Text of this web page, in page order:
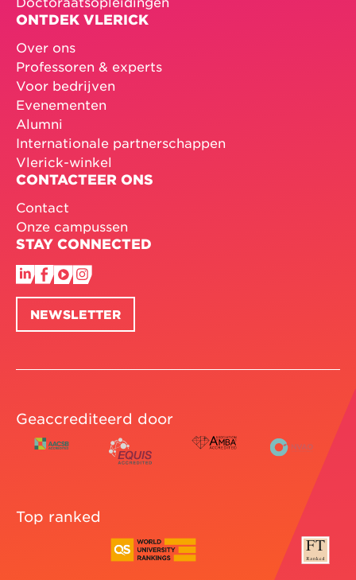
ONTDEK VLERICK
Over ons
Professoren & experts
Voor bedrijven
Evenementen
Alumni
Internationale partnerschappen
Vlerick-winkel
CONTACTEER ONS
Contact
Onze campussen
STAY CONNECTED
NEWSLETTER
Geaccrediteerd door
Top ranked